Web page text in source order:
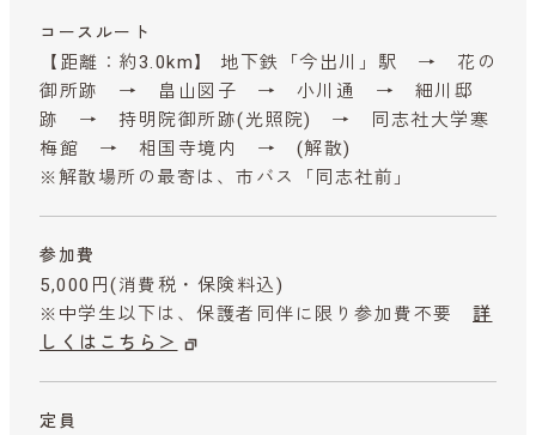
コースルート
【距離：約3.0km】 地下鉄「今出川」駅 → 花の
御所跡 → 畠山図子 → 小川通 → 細川邸
跡 → 持明院御所跡(光照院) → 同志社大学寒
梅館 → 相国寺境内 → (解散)
※解散場所の最寄は、市バス「同志社前」
参加費
5,000円 (消費税・保険料込)
※中学生以下は、保護者同伴に限り参加費不要 詳
しくはこちら＞
定員